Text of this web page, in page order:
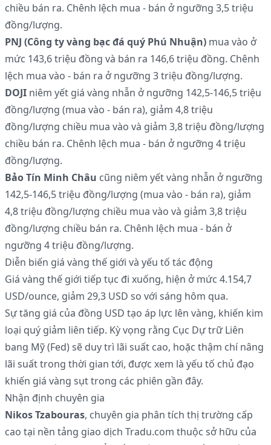
chiều bán ra. Chênh lệch mua - bán ở ngưỡng 3,5 triệu
đồng/lượng.
PNJ (Công ty vàng bạc đá quý Phú Nhuận) mua vào ở
mức 143,6 triệu đồng và bán ra 146,6 triệu đồng. Chênh
lệch mua vào - bán ra ở ngưỡng 3 triệu đồng/lượng.
DOJI niêm yết giá vàng nhẫn ở ngưỡng 142,5-146,5 triệu
đồng/lượng (mua vào - bán ra), giảm 4,8 triệu
đồng/lượng chiều mua vào và giảm 3,8 triệu đồng/lượng
chiều bán ra. Chênh lệch mua - bán ở ngưỡng 4 triệu
đồng/lượng.
Bảo Tín Minh Châu cũng niêm yết vàng nhẫn ở ngưỡng
142,5-146,5 triệu đồng/lượng (mua vào - bán ra), giảm
4,8 triệu đồng/lượng chiều mua vào và giảm 3,8 triệu
đồng/lượng chiều bán ra. Chênh lệch mua - bán ở
ngưỡng 4 triệu đồng/lượng.
Diễn biến giá vàng thế giới và yếu tố tác động
Giá vàng thế giới tiếp tục đi xuống, hiện ở mức 4.154,7
USD/ounce, giảm 29,3 USD so với sáng hôm qua.
Sự tăng giá của đồng USD tạo áp lực lên vàng, khiến kim
loại quý giảm liên tiếp. Kỳ vọng rằng Cục Dự trữ Liên
bang Mỹ (Fed) sẽ duy trì lãi suất cao, hoặc thậm chí nâng
lãi suất trong thời gian tới, được xem là yếu tố chủ đạo
khiến giá vàng sụt trong các phiên gần đây.
Nhận định chuyên gia
Nikos Tzabouras, chuyên gia phân tích thị trường cấp
cao tại nền tảng giao dịch Tradu.com thuộc sở hữu của